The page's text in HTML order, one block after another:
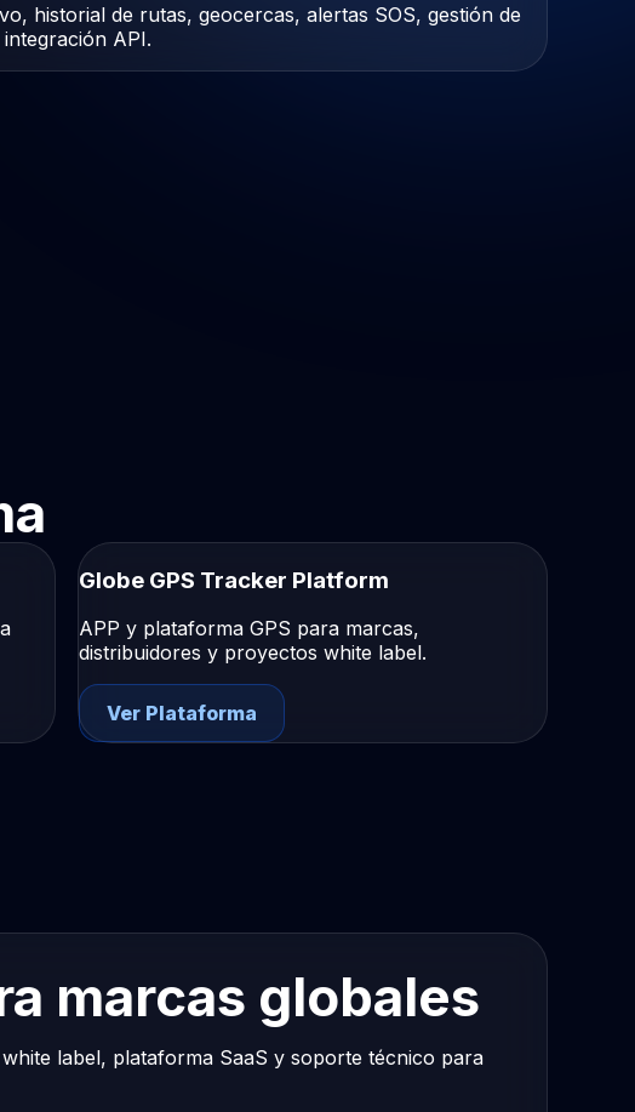
historial de rutas, geocercas, alertas SOS, gestión de
API.
Globe GPS Tracker Platform
APP y plataforma GPS para marcas,
distribuidores y proyectos white label.
Ver Plataforma
marcas globales
label, plataforma SaaS y soporte técnico para